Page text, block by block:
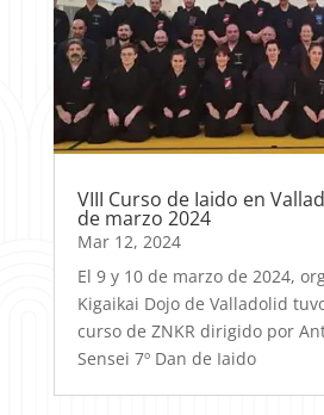
VIII Curso de Iaido en
de marzo 2024
Mar 12, 2024
El 9 y 10 de marzo de 2024,
Kigaikai Dojo de Valladolid
curso de ZNKR dirigido por
Sensei 7º Dan de Iaido